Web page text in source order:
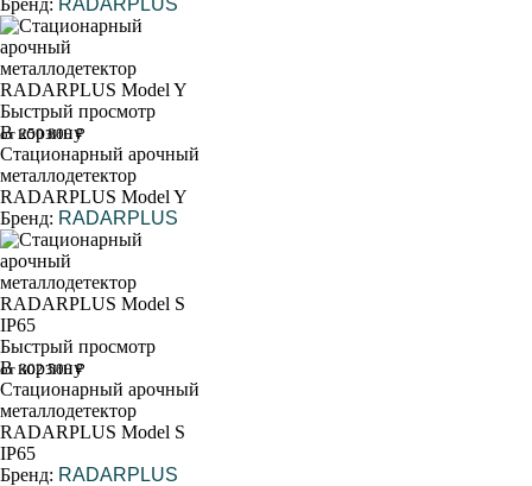
Бренд: RADARPLUS
Быстрый просмотр
В корзину
от 250 800 ₽
Стационарный арочный
металлодетектор
RADARPLUS Model Y
Бренд: RADARPLUS
Быстрый просмотр
В корзину
от 302 500 ₽
Стационарный арочный
металлодетектор
RADARPLUS Model S
IP65
Бренд: RADARPLUS